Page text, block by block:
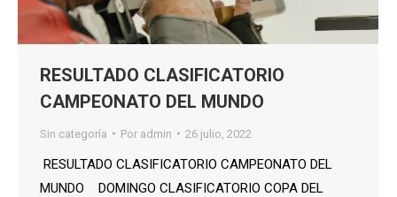
RESULTADO CLASIFICATORIO
CAMPEONATO DEL MUNDO
Sin categoría Por admin 26 julio, 2022
RESULTADO CLASIFICATORIO CAMPEONATO DEL
MUNDO DOMINGO CLASIFICATORIO COPA DEL